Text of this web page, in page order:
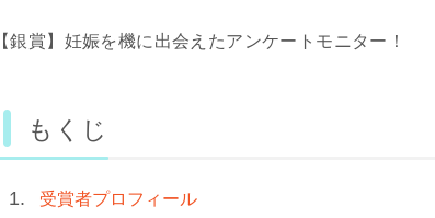
【銀賞】妊娠を機に出会えたアンケートモニター！
もくじ
受賞者プロフィール